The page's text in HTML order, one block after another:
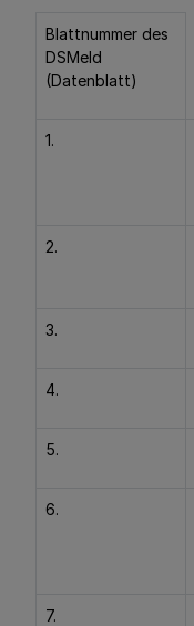
Blattnummer des
DSMeld
(Datenblatt)
1.
2.
3.
4.
5.
6.
7.